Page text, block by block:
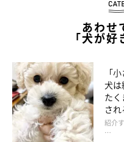
あわせ
「犬が
「
犬は
た
され
紹介
…